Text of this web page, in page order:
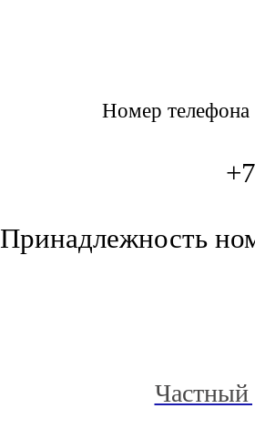
Номер
Принадлежность
Частный